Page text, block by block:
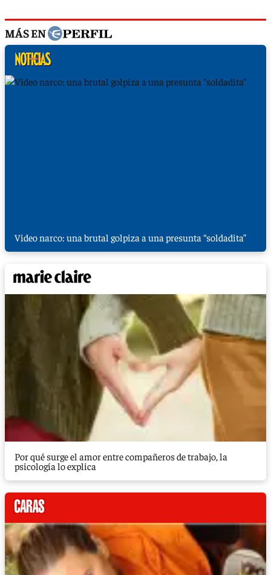
MÁS EN
Video narco: una brutal golpiza a una presunta “soldadita”
Por qué surge el amor entre compañeros de trabajo, la
psicología lo explica